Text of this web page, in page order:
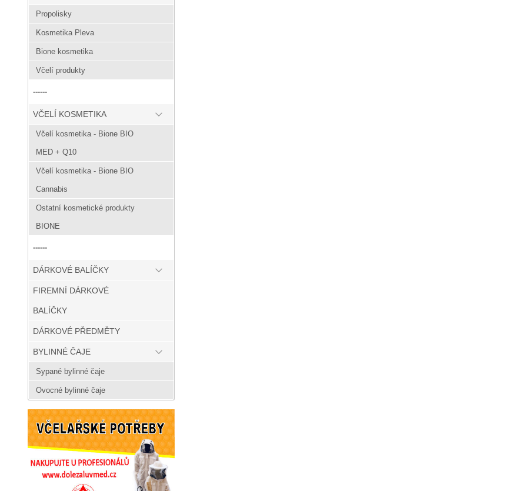
Propolisky
Kosmetika Pleva
Bione kosmetika
Včelí produkty
------
VČELÍ KOSMETIKA
Včelí kosmetika - Bione BIO
MED + Q10
Včelí kosmetika - Bione BIO
Cannabis
Ostatní kosmetické produkty
BIONE
------
DÁRKOVÉ BALÍČKY
FIREMNÍ DÁRKOVÉ
BALÍČKY
DÁRKOVÉ PŘEDMĚTY
BYLINNÉ ČAJE
Sypané bylinné čaje
Ovocné bylinné čaje